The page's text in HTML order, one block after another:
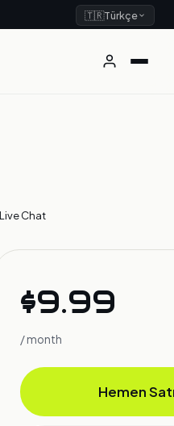
🇹🇷Türkçe
Chat
$9.99
/ month
Hemen